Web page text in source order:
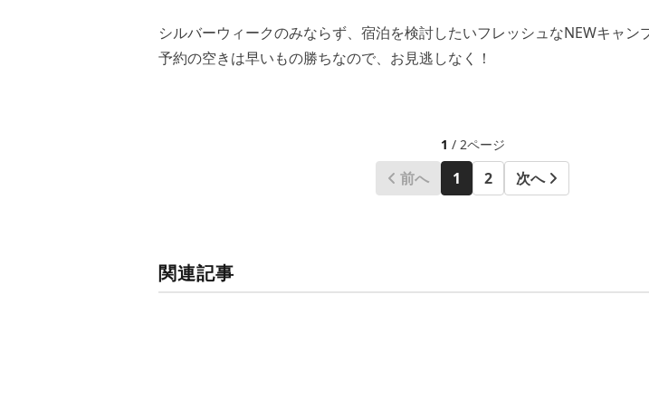
シルバーウィークのみならず、宿泊を検討したいフレッシュなNEWキャン
予約の空きは早いもの勝ちなので、お見逃しなく！
1 / 2ページ
前へ 1 2 次へ
関連記事